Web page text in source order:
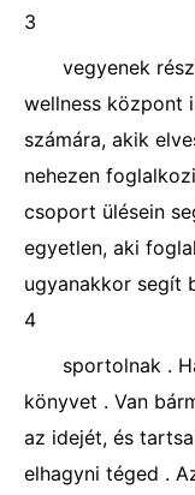
3
vegyenek
wellness központ
számára, akik
nehezen
csoport ülésein
egyetlen, aki
ugyanakkor segít
4
sportolnak .
könyvet . Van
az idejét, és
elhagyni téged .